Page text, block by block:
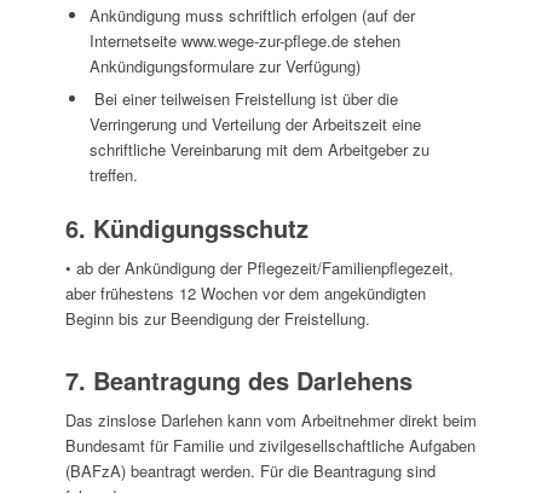
Ankündigung muss schriftlich erfolgen (auf der
Internetseite www.wege-zur-pflege.de stehen
Ankündigungsformulare zur Verfügung)
Bei einer teilweisen Freistellung ist über die
Verringerung und Verteilung der Arbeitszeit eine
schriftliche Vereinbarung mit dem Arbeitgeber zu
treffen.
6. Kündigungsschutz
• ab der Ankündigung der Pflegezeit/Familienpflegezeit,
aber frühestens 12 Wochen vor dem angekündigten
Beginn bis zur Beendigung der Freistellung.
7. Beantragung des Darlehens
Das zinslose Darlehen kann vom Arbeitnehmer direkt beim
Bundesamt für Familie und zivilgesellschaftliche Aufgaben
(BAFzA) beantragt werden. Für die Beantragung sind